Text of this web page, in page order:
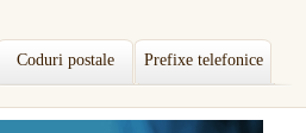
Coduri postale Prefixe telefonice